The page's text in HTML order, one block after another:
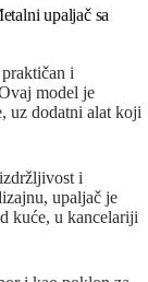
upaljač sa
i
model je
uz dodatni alat koji
i
upaljač je
kuće, u kancelariji